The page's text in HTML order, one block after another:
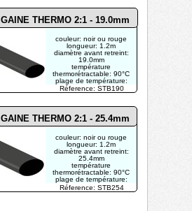
Réference: STB190
couleur: noir ou rouge
longueur: 1.2m
diamètre avant retreint:
19.0mm
température
thermorétractable: 90°C
plage de température:
125°C
ratio de rétrécissement
GAINE THERMO 2:1 - 19.0mm
Réference: STB254
couleur: noir ou rouge
longueur: 1.2m
diamètre avant retreint:
25.4mm
température
thermorétractable: 90°C
plage de température:
125°C
ratio de rétrécissement
GAINE THERMO 2:1 - 25.4mm